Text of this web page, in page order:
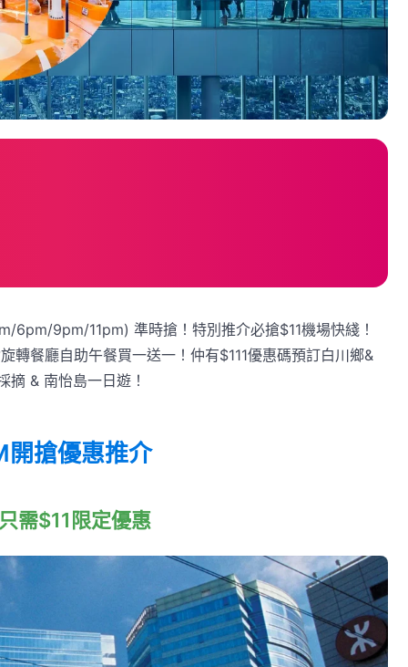
6pm/9pm/11pm) 準時搶！特別推介必搶$11機場快綫！
轉餐廳自助午餐買一送一！仲有$111優惠碼預訂白川鄉&
摘 & 南怡島一日遊！
開搶優惠推介
需$11限定優惠